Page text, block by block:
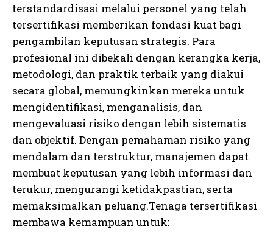
terstandardisasi melalui personel yang telah
tersertifikasi memberikan fondasi kuat bagi
pengambilan keputusan strategis. Para
profesional ini dibekali dengan kerangka kerja,
metodologi, dan praktik terbaik yang diakui
secara global, memungkinkan mereka untuk
mengidentifikasi, menganalisis, dan
mengevaluasi risiko dengan lebih sistematis
dan objektif. Dengan pemahaman risiko yang
mendalam dan terstruktur, manajemen dapat
membuat keputusan yang lebih informasi dan
terukur, mengurangi ketidakpastian, serta
memaksimalkan peluang.Tenaga tersertifikasi
membawa kemampuan untuk: